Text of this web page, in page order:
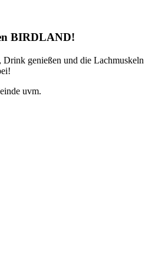
BIRDLAND!
Drink genießen und die Lachmuskeln
uvm.